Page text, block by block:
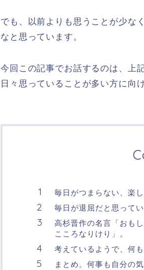
でも、以前よりも思うことが少な
なと思っています。
今回この記事でお話するのは、上
日々思っていることが多い方に向
毎日がつまらない、楽
毎日が退屈だと思ってい
高杉晋作の名言「おも
こころなりけり」。
考えているようで、何
まとめ。何事も自分の